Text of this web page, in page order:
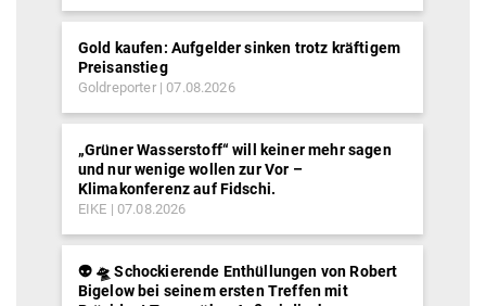
Gold kaufen: Aufgelder sinken trotz kräftigem
Preisanstieg
Goldreporter 07.08.2026
„Grüner Wasserstoff“ will keiner mehr sagen
und nur wenige wollen zur Vor –
Klimakonferenz auf Fidschi.
EIKE 07.08.2026
👽 🛸 Schockierende Enthüllungen von Robert
Bigelow bei seinem ersten Treffen mit